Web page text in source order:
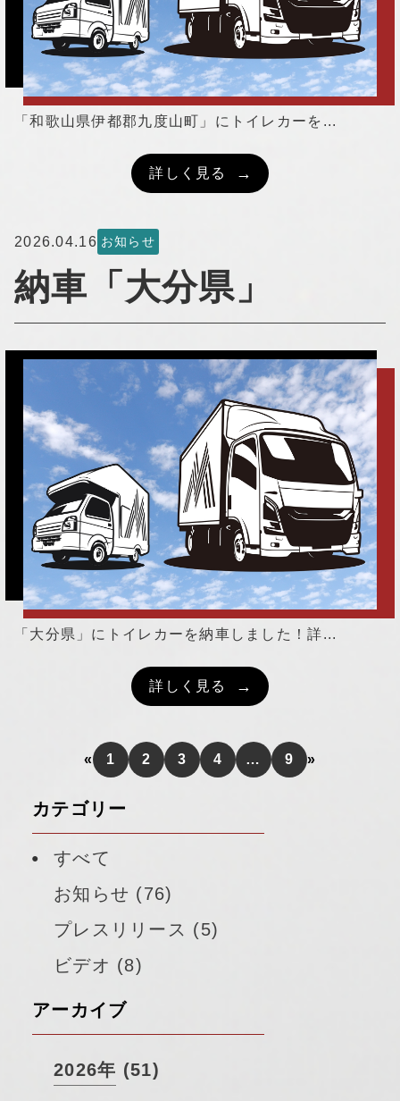
「和歌山県伊都郡九度山町」にトイレカーを...
詳しく見る
2026.04.16 お知らせ
納車「大分県」
「大分県」にトイレカーを納車しました！詳...
詳しく見る
« 1 2 3 4 … 9 »
カテゴリー
すべて
お知らせ (76)
プレスリリース (5)
ビデオ (8)
アーカイブ
2026年 (51)